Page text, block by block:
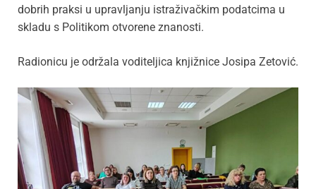
dobrih praksi u upravljanju istraživačkim podatcima u
skladu s Politikom otvorene znanosti.
Radionicu je održala voditeljica knjižnice Josipa Zetović.